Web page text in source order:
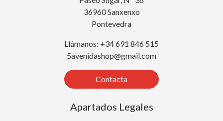
36960 Sanxenxo
Pontevedra
Llámanos: +34 691 846 515
5avenidashop@gmail.com
Contacta
Apartados Legales